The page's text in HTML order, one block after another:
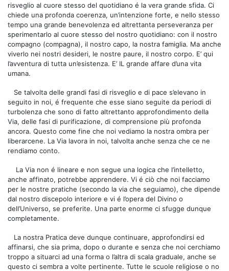
risveglio al cuore stesso del quotidiano é la vera grande sfida. Ci
chiede una profonda coerenza, un’intenzione forte, e nello stesso
tempo una grande benevolenza ed altrettanta perseveranza per
sperimentarlo al cuore stesso del nostro quotidiano: con il nostro
compagno (compagna), il nostro capo, la nostra famiglia. Ma anche
viverlo nei nostri desideri, le nostre paure, il nostro corpo. E’ qui
l’avventura di tutta un’esistenza. E’ IL grande affare d’una vita
umana.
Se talvolta delle grandi fasi di risveglio e di pace s’elevano in
seguito in noi, é frequente che esse siano seguite da periodi di
turbolenza che sono di fatto altrettanto approfondimento della
Via, delle fasi di purificazione, di comprensione più profonda
ancora. Questo come fine che noi vediamo la nostra ombra per
liberarcene. La Via lavora in noi, talvolta anche senza che ce ne
rendiamo conto.
La Via non é lineare e non segue una logica che l’intelletto,
anche affinato, potrebbe apprendere. Vi é ciò che noi facciamo
per le nostre pratiche (secondo la via che seguiamo), che dipende
dal nostro discepolo interiore e vi é l’opera del Divino o
dell’Universo, se preferite. Una parte enorme ci sfugge dunque
completamente.
La nostra Pratica deve dunque continuare, approfondirsi ed
affinarsi, che sia prima, dopo o durante e senza che noi cerchiamo
troppo a situarci ad una forma o l’altra di scala graduale, anche se
questo ci sembra a volte pertinente. Tutte le scuole religiose o no